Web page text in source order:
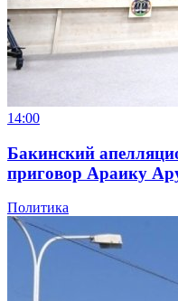
14:00
Бакинский
приговор Араику
Политика